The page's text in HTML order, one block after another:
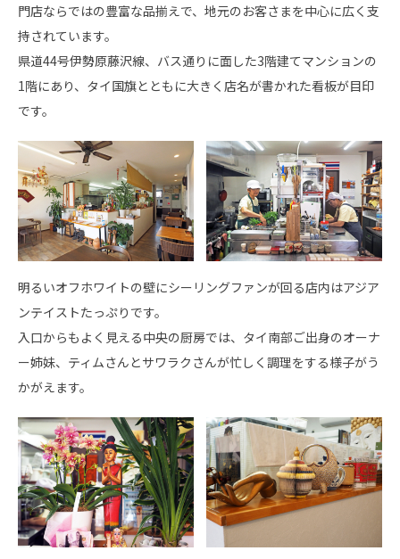
門店ならではの豊富な品揃えで、地元のお客さまを中心に広く支
持されています。
県道44号伊勢原藤沢線、バス通りに面した3階建てマンションの
1階にあり、タイ国旗とともに大きく店名が書かれた看板が目印
です。
明るいオフホワイトの壁にシーリングファンが回る店内はアジア
ンテイストたっぷりです。
入口からもよく見える中央の厨房では、タイ南部ご出身のオーナ
ー姉妹、ティムさんとサワラクさんが忙しく調理をする様子がう
かがえます。